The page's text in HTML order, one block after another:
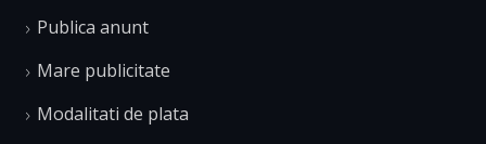
Publica anunt
Mare publicitate
Modalitati de plata